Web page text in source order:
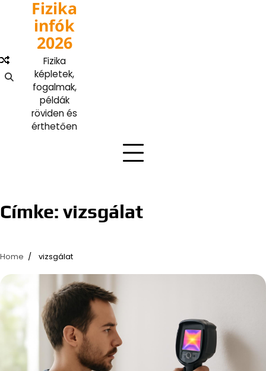
content
Fizika
infók
2026
Fizika
képletek,
fogalmak,
példák
röviden és
érthetően
Címke: vizsgálat
Home vizsgálat